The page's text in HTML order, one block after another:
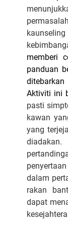
memberi
panduan
Aktiviti ini
pasti
kawan
yang
dalam
rakan
dapat